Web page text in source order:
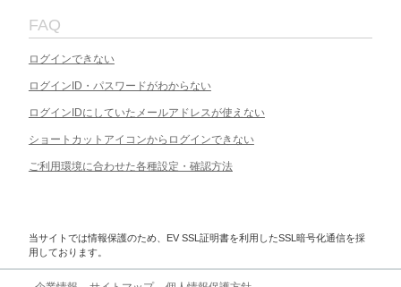
FAQ
ログインできない
ログインID・パスワードがわからない
ログインIDにしていたメールアドレスが使えない
ショートカットアイコンからログインできない
ご利用環境に合わせた各種設定・確認方法
当サイトでは情報保護のため、EV SSL証明書を利用したSSL暗号化通信を採
用しております。